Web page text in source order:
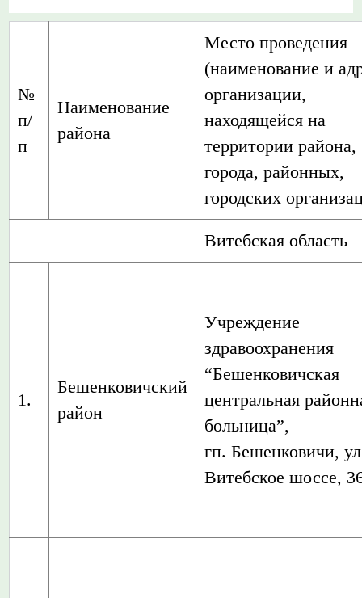
№
п/
п
Наименование
района
Место проведения
(наименование и
организации,
находящейся на
территории района,
города, районных,
городских
Витебская область
1.
Бешенковичский
район
Учреждение
здравоохранения
“Бешенковичская
центральная
больница”,
гп. Бешенковичи,
Витебское шоссе,